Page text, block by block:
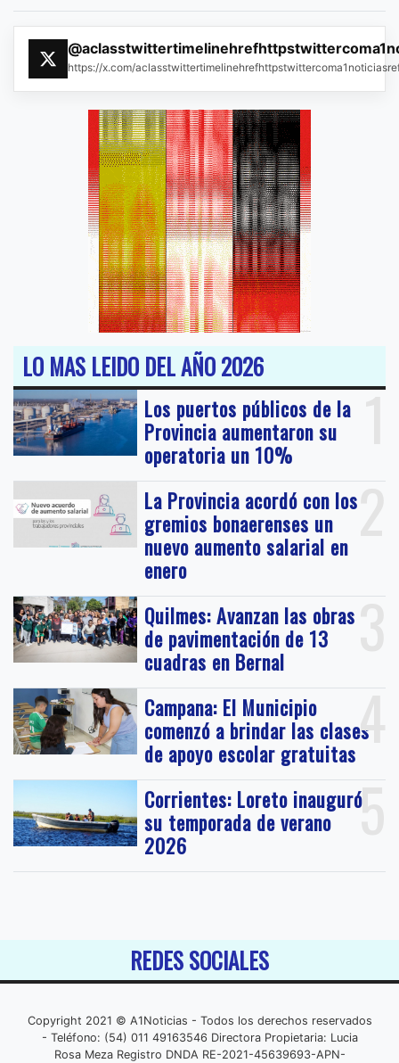
https://x.com/
LO MAS LEIDO DEL AÑO 2026
1
Los puertos públicos de la
Provincia aumentaron su
operatoria un 10%
2
La Provincia acordó con los
gremios bonaerenses un
nuevo aumento salarial en
enero
3
Quilmes: Avanzan las obras
de pavimentación de 13
cuadras en Bernal
4
Campana: El Municipio
comenzó a brindar las clases
de apoyo escolar gratuitas
5
Corrientes: Loreto inauguró
su temporada de verano
2026
REDES SOCIALES
Copyright 2021 © A1Noticias - Todos los derechos reservados
- Teléfono: (54) 011 49163546 Directora Propietaria: Lucia
Rosa Meza Registro DNDA RE-2021-45639693-APN-